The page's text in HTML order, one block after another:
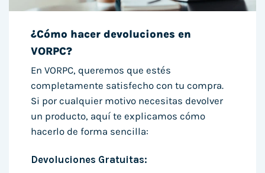
¿Cómo hacer devoluciones en
VORPC?
En VORPC, queremos que estés
completamente satisfecho con tu compra.
Si por cualquier motivo necesitas devolver
un producto, aquí te explicamos cómo
hacerlo de forma sencilla:
Devoluciones Gratuitas: